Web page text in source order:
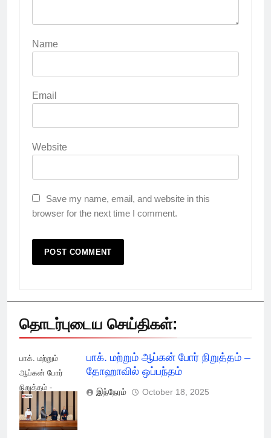
Name
Email
Website
Save my name, email, and website in this
browser for the next time I comment.
தொடர்புடைய செய்திகள்:
பாக். மற்றும்
ஆப்கன் போர்
நிறுத்தம் -
தோஹாவில்
ஒப்பந்தம்
பாக். மற்றும் ஆப்கன் போர் நிறுத்தம் –
தோஹாவில் ஒப்பந்தம்
இந்நேரம் October 18, 2025